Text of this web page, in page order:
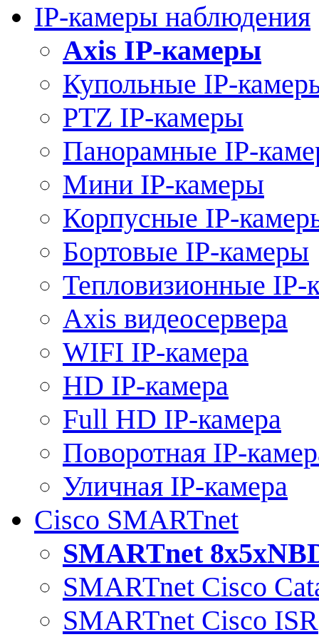
IP-камеры наблюдения
Axis IP-камеры
Купольные IP-
PTZ IP-камеры
Панорамные IP-
Мини IP-камеры
Корпусные IP-
Бортовые IP-камеры
Тепловизионные IP-
Axis видеосервера
WIFI IP-камера
HD IP-камера
Full HD IP-камера
Поворотная IP-
Уличная IP-камера
Cisco SMARTnet
SMARTnet
SMARTnet Cisco
SMARTnet Cisco ISR